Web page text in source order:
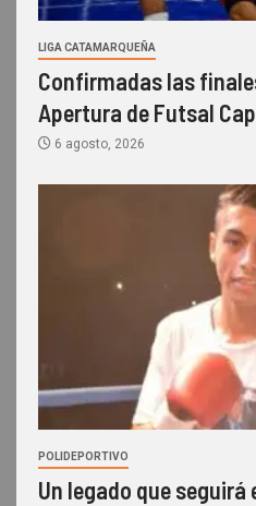
LIGA CATAMARQUEÑA
Confirmadas las
Apertura de Futsal
6 agosto, 2026
POLIDEPORTIVO
Un legado que seguirá